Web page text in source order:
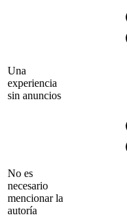
Una
experiencia
sin anuncios
No es
necesario
mencionar la
autoría